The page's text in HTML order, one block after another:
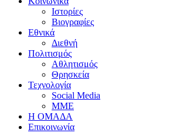
Ιστορίες
Βιογραφίες
Εθνικά
Διεθνή
Πολιτισμός
Αθλητισμός
Θρησκεία
Τεχνολογία
Social Media
ΜΜΕ
Η ΟΜΑΔΑ
Επικοινωνία